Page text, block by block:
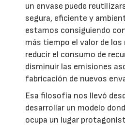
un envase puede
segura, eficiente y
estamos consiguiendo
más tiempo el valor de los
reducir el consumo de
disminuir las emisiones
fabricación de nuevos
Esa filosofía nos llevó
desarrollar un modelo
ocupa un lugar